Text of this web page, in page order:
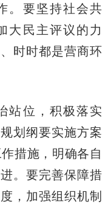
。要坚持社会共
大民主评议的力
时时都是营商环
位，积极落实
划纲要实施方案
措施，明确各自
。要完善保障措
，加强组织机制